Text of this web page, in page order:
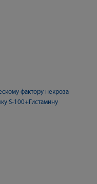
фактору некроза
S-100+Гистамину